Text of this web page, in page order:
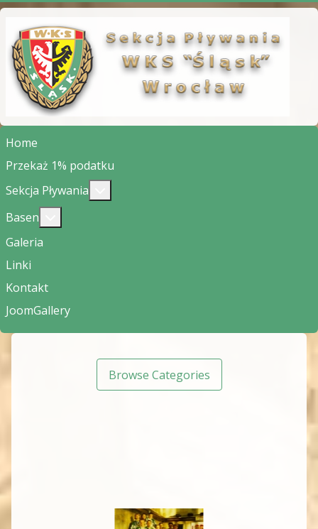
Home
Przekaż 1% podatku
Sekcja Pływania
Basen
Galeria
Linki
Kontakt
JoomGallery
Browse Categories